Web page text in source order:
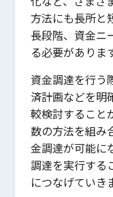
方法にも長所と
長段階、資金ニ
る必要がありま
資金調達を行う
済計画などを明
較検討すること
数の方法を組み
金調達が可能に
調達を実行する
につなげていき